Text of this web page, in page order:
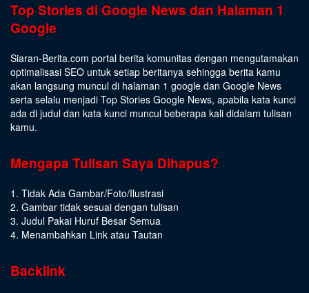
Top Stories di Google News dan Halaman 1
Google
Siaran-Berita.com portal berita komunitas dengan mengutamakan
optimalisasi SEO untuk setiap beritanya sehingga berita kamu
akan langsung muncul di halaman 1 google dan Google News
serta selalu menjadi Top Stories Google News, apabila kata kunci
ada di judul dan kata kunci muncul beberapa kali didalam tulisan
kamu.
Mengapa Tulisan Saya Dihapus?
1. Tidak Ada Gambar/Foto/Ilustrasi
2. Gambar tidak sesuai dengan tulisan
3. Judul Pakai Huruf Besar Semua
4. Menambahkan Link atau Tautan
Backlink